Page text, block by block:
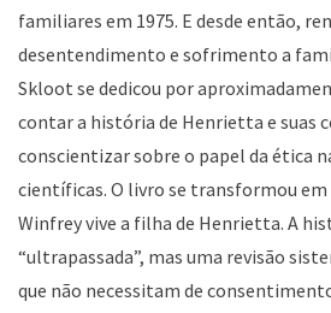
familiares em 1975. E desde então,
desentendimento e sofrimento a
Skloot se dedicou por
contar a história de Henrietta e suas
conscientizar sobre o papel da ética
científicas. O livro se transformou
Winfrey vive a filha de Henrietta. A
“ultrapassada”, mas uma revisão
que não necessitam de